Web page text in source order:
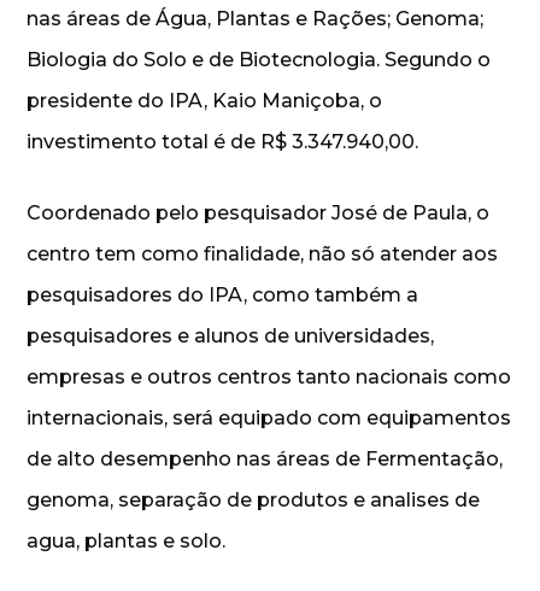
nas áreas de Água, Plantas e Rações; Genoma;
Biologia do Solo e de Biotecnologia. Segundo o
presidente do IPA, Kaio Maniçoba, o
investimento total é de R$ 3.347.940,00.
Coordenado pelo pesquisador José de Paula, o
centro tem como finalidade, não só atender aos
pesquisadores do IPA, como também a
pesquisadores e alunos de universidades,
empresas e outros centros tanto nacionais como
internacionais, será equipado com equipamentos
de alto desempenho nas áreas de Fermentação,
genoma, separação de produtos e analises de
agua, plantas e solo.